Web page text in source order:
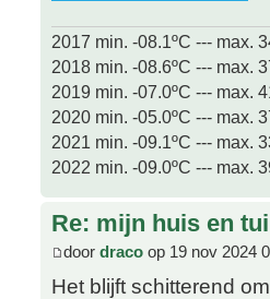
2017 min. -08.1ºC --- max.
2018 min. -08.6ºC --- max.
2019 min. -07.0ºC --- max.
2020 min. -05.0ºC --- max.
2021 min. -09.1ºC --- max.
2022 min. -09.0ºC --- max.
Re: mijn huis en
door draco op 19 nov 2024
Het blijft schitterend